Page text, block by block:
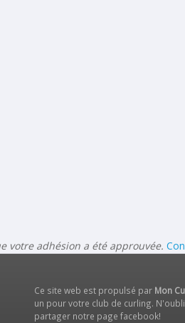
votre adhésion a été approuvée.
Ce site web est propulsé par Mon
un pour votre club de curling.
partager notre page facebook!